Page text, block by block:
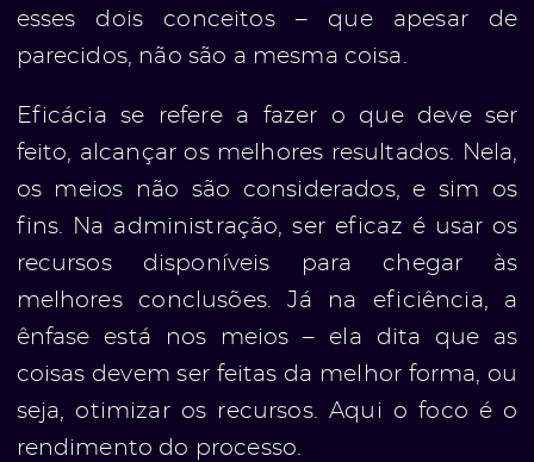
esses dois conceitos – que apesar de
parecidos, não são a mesma coisa.
Eficácia se refere a fazer o que deve ser
feito, alcançar os melhores resultados. Nela,
os meios não são considerados, e sim os
fins. Na administração, ser eficaz é usar os
recursos disponíveis para chegar às
melhores conclusões. Já na eficiência, a
ênfase está nos meios – ela dita que as
coisas devem ser feitas da melhor forma, ou
seja, otimizar os recursos. Aqui o foco é o
rendimento do processo.